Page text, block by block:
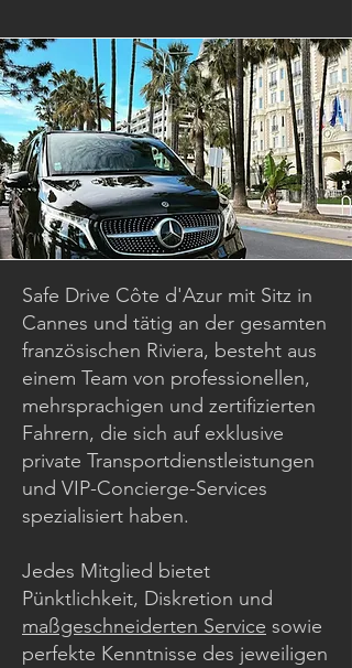
Safe Drive Côte d'Azur mit Sitz in
Cannes und tätig an der gesamten
französischen Riviera, besteht aus
einem Team von professionellen,
mehrsprachigen und zertifizierten
Fahrern, die sich auf exklusive
private Transportdienstleistungen
und VIP-Concierge-Services
spezialisiert haben.
Jedes Mitglied bietet
Pünktlichkeit, Diskretion und
maßgeschneiderten Service sowie
perfekte Kenntnisse des jeweiligen